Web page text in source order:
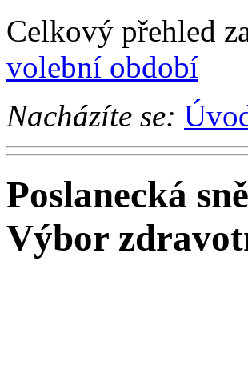
Celkový přehled
volební období
Nacházíte se:
Poslanecká
Výbor